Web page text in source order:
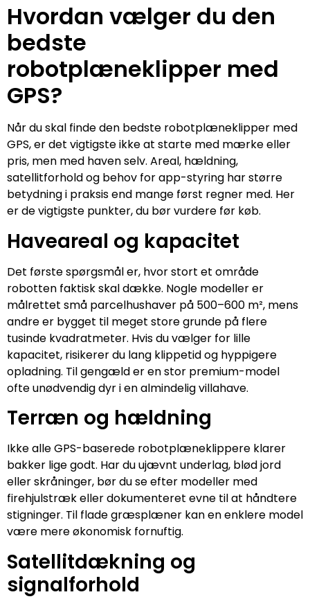
Hvordan vælger du den
bedste
robotplæneklipper med
GPS?
Når du skal finde den bedste robotplæneklipper med
GPS, er det vigtigste ikke at starte med mærke eller
pris, men med haven selv. Areal, hældning,
satellitforhold og behov for app-styring har større
betydning i praksis end mange først regner med. Her
er de vigtigste punkter, du bør vurdere før køb.
Haveareal og kapacitet
Det første spørgsmål er, hvor stort et område
robotten faktisk skal dække. Nogle modeller er
målrettet små parcelhushaver på 500–600 m², mens
andre er bygget til meget store grunde på flere
tusinde kvadratmeter. Hvis du vælger for lille
kapacitet, risikerer du lang klippetid og hyppigere
opladning. Til gengæld er en stor premium-model
ofte unødvendig dyr i en almindelig villahave.
Terræn og hældning
Ikke alle GPS-baserede robotplæneklippere klarer
bakker lige godt. Har du ujævnt underlag, blød jord
eller skråninger, bør du se efter modeller med
firehjulstræk eller dokumenteret evne til at håndtere
stigninger. Til flade græsplæner kan en enklere model
være mere økonomisk fornuftig.
Satellitdækning og
signalforhold